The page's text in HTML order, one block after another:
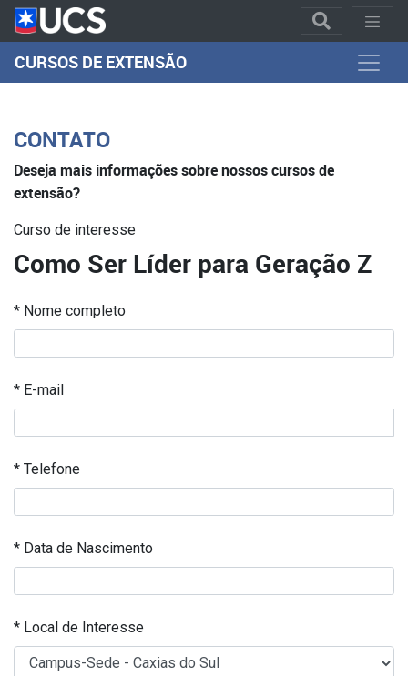
CURSOS DE EXTENSÃO
CONTATO
Deseja mais informações sobre nossos cursos de
extensão?
Curso de interesse
Como Ser Líder para Geração Z
* Nome completo
* E-mail
* Telefone
* Data de Nascimento
* Local de Interesse